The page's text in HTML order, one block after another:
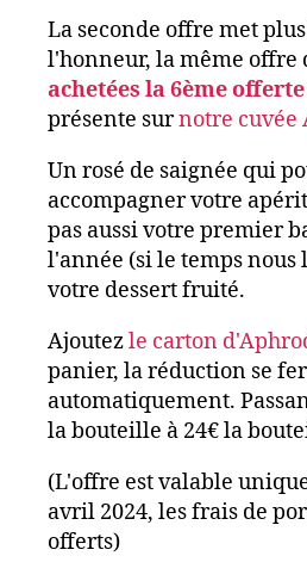
La seconde offre met
l'honneur, la même offre
achetées la 6ème offerte
présente surnotre cuvée
Un rosé de saignée qui
accompagner votre
pas aussi votre premier
l'année (si le temps nous
votre dessert fruité.
Ajoutezle carton
panier, la réduction se
automatiquement.
la bouteille à 24€ la
(L'offre est valable
avril 2024, les frais de
offerts)